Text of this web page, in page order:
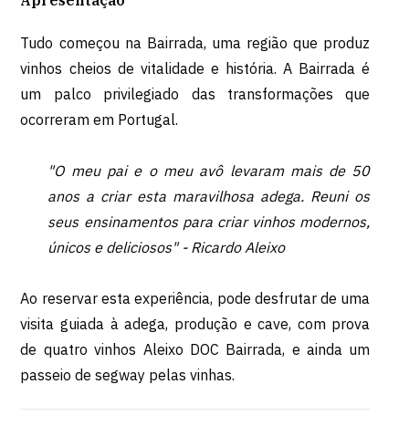
Tudo começou na Bairrada, uma região que produz
vinhos cheios de vitalidade e história. A Bairrada é
um palco privilegiado das transformações que
ocorreram em Portugal.
"O meu pai e o meu avô levaram mais de 50
anos a criar esta maravilhosa adega. Reuni os
seus ensinamentos para criar vinhos modernos,
únicos e deliciosos" - Ricardo Aleixo
Ao reservar esta experiência, pode desfrutar de uma
visita guiada à adega, produção e cave, com prova
de quatro vinhos Aleixo DOC Bairrada, e ainda um
passeio de segway pelas vinhas.